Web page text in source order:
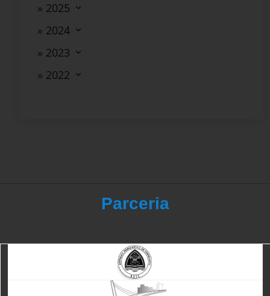
» 2025
» 2024
» 2023
» 2022
Parceria